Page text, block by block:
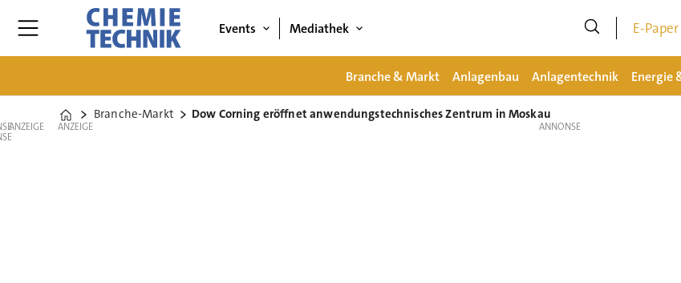
Events Mediathek E-Paper
Branche & Markt Anlagenbau Anlagentechnik Energie
Home
Branche-Markt Dow Corning eröffnet anwendungstechnisches Zentrum in Moskau
ANZEIGE ANZEIGE